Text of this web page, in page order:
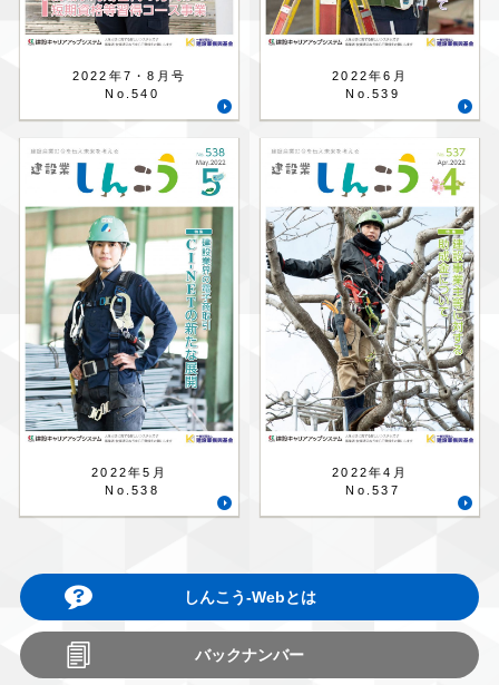
2022年7・8月号
No.540
2022年6月
No.539
2022年5月
No.538
2022年4月
No.537
しんこう-Webとは
バックナンバー